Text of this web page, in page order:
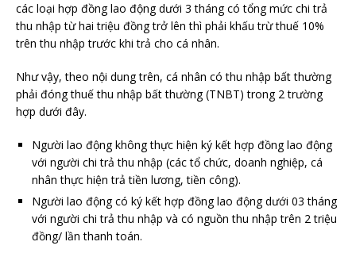
các loại hợp đồng lao động dưới 3 tháng có tổng mức chi trả
thu nhập từ hai triệu đồng trở lên thì phải khấu trừ thuế 10%
trên thu nhập trước khi trả cho cá nhân.
Như vậy, theo nội dung trên, cá nhân có thu nhập bất thường
phải đóng thuế thu nhập bất thường (TNBT) trong 2 trường
hợp dưới đây.
Người lao động không thực hiện ký kết hợp đồng lao động
với người chi trả thu nhập (các tổ chức, doanh nghiệp, cá
nhân thực hiện trả tiền lương, tiền công).
Người lao động có ký kết hợp đồng lao động dưới 03 tháng
với người chi trả thu nhập và có nguồn thu nhập trên 2 triệu
đồng/ lần thanh toán.